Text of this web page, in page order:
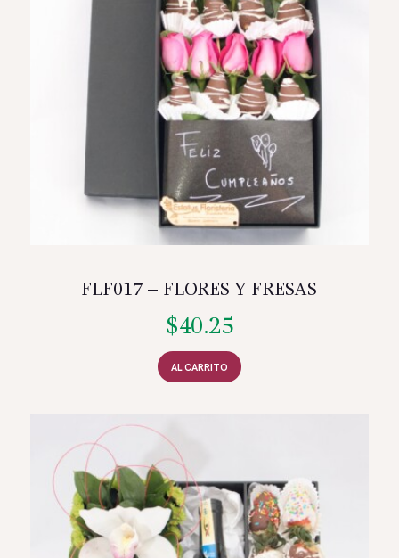
FLF017 – FLORES Y FRESAS
$40.25
AL CARRITO